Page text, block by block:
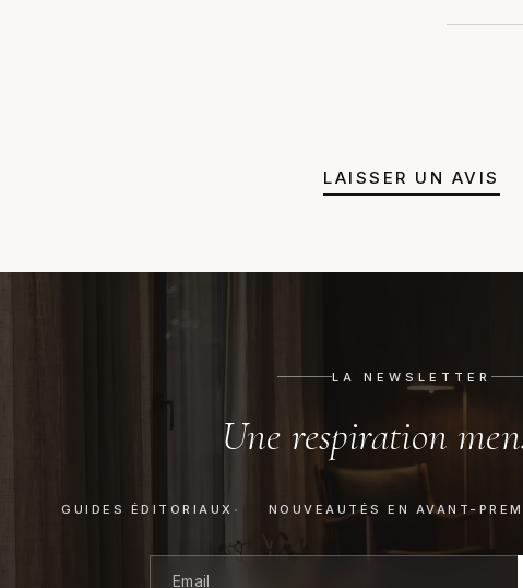
LAISSER UN AVIS
LA NEWSLETTER
Une respiration
GUIDES ÉDITORIAUX NOUVEAUTÉS EN AVANT-